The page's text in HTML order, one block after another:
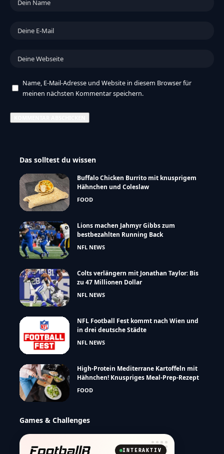
Name, E-Mail-Adresse und Website in diesem Browser für
meinen nächsten Kommentar speichern.
Das solltest du wissen
Buffalo Chicken Burrito mit knusprigem
Hähnchen und Coleslaw
FOOD
Lions machen Jahmyr Gibbs zum
bestbezahlten Running Back
NFL NEWS
Colts verlängern mit Jonathan Taylor: Bis
zu 47 Millionen Dollar
NFL NEWS
NFL Football Fest kommt nach Wien und
in drei deutsche Städte
NFL NEWS
High-Protein Mediterrane Kartoffeln mit
Hähnchen! Knuspriges Meal-Prep-Rezept
FOOD
Games & Challenges
INTERAKTIV